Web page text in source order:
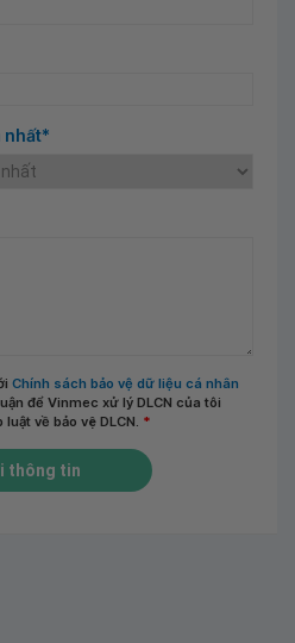
nhất*
Chính sách bảo vệ dữ liệu cá nhân
để Vinmec xử lý DLCN của tôi
về bảo vệ DLCN. *
thông tin